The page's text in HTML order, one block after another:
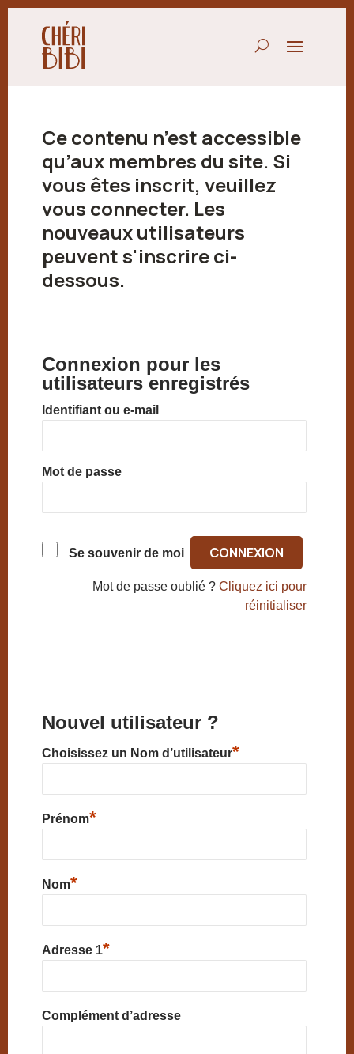
Ce contenu n’est accessible
qu’aux membres du site. Si
vous êtes inscrit, veuillez
vous connecter. Les
nouveaux utilisateurs
peuvent s'inscrire ci-
dessous.
Connexion pour les
utilisateurs enregistrés
Identifiant ou e-mail
Mot de passe
Se souvenir de moi
Mot de passe oublié ?Cliquez ici pour
réinitialiser
Nouvel utilisateur ?
Choisissez un Nom d’utilisateur*
Prénom*
Nom*
Adresse 1*
Complément d’adresse